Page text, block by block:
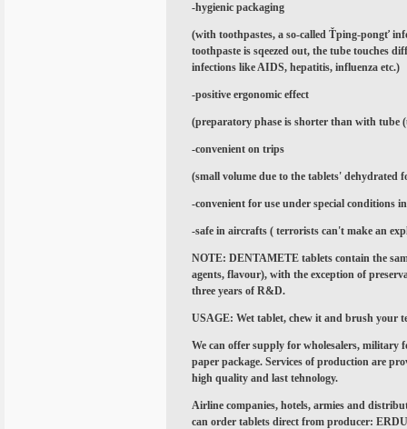
-hygienic packaging
(with toothpastes, a so-called Ťping-pongť
toothpaste is sqeezed out, the tube touches
infections like AIDS, hepatitis, influenza etc.)
-positive ergonomic effect
(preparatory phase is shorter than with tube
-convenient on trips
(small volume due to the tablets' dehydrated
-convenient for use under special conditions
-safe in aircrafts ( terrorists can't make an
NOTE: DENTAMETE tablets contain the
agents, flavour), with the exception of
three years of R&D.
USAGE: Wet tablet, chew it and brush your
We can offer supply for wholesalers, military
paper package. Services of production are
high quality and last tehnology.
Airline companies, hotels, armies and
can order tablets direct from producer: